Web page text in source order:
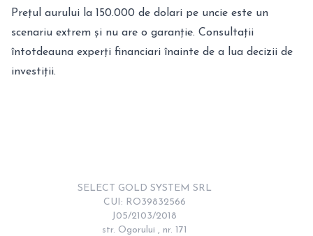
Prețul aurului la 150.000 de dolari pe uncie este un
scenariu extrem și nu are o garanție. Consultații
întotdeauna experți financiari înainte de a lua decizii de
investiții.
SELECT GOLD SYSTEM SRL
CUI: RO39832566
J05/2103/2018
str. Ogorului , nr. 171